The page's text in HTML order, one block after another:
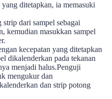
ditetapkan, ia memasuki
dari sampel sebagai
kemudian masukkan sampel
kecepatan yang ditetapkan
dikalenderkan pada tekanan
menjadi halus.Penguji
mengukur dan
dan strip potong